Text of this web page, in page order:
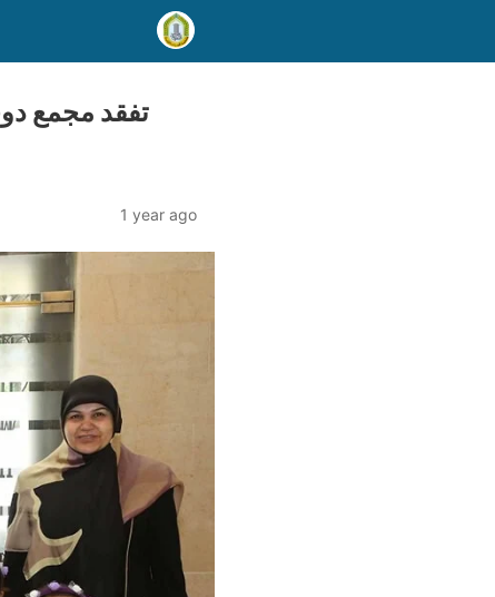
تفقد مجمع
1 year ago